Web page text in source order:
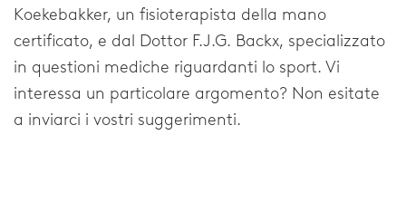
Polso e pollice
Ginocchio
Colonna vertebrale
Koekebakker, un fisioterapista della mano
certificato, e dal Dottor F.J.G. Backx, specializzato
in questioni mediche riguardanti lo sport. Vi
interessa un particolare argomento? Non esitate
a inviarci i vostri suggerimenti.